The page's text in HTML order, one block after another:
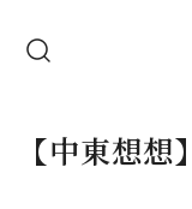
【中東想